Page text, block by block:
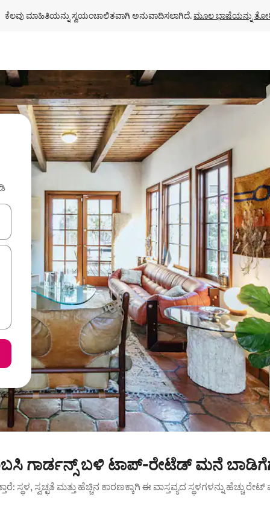
ಕೆಲವು ಮಾಹಿತಿಯನ್ನು ಸ್ವಯಂಚಾಲಿತವಾಗಿ ಅನುವಾದಿಸಲಾಗಿದೆ. ಮೂಲ ಭಾಷೆಯನ್ನು
ನ್ಯಾವಿಗೇಟ್ ಮಾಡಿ ಅಥವಾ ಸ್ಪರ್ಶ ಅಥವಾ ಸ್ವೈಪ್ ಗೆಸ್ಚರ್‌ಗಳ ಮೂಲಕ ಅನ್ವೇಷಿಸಿ.
ಗಾರ್ಡನ್ಸ್ ಬಳಿ ಟಾಪ್-ರೇಟೆಡ್ ಮನೆ
ಸ್ಥಳ, ಸ್ವಚ್ಛತೆ ಮತ್ತು ಹೆಚ್ಚಿನ ಕಾರಣಕ್ಕಾಗಿ ಈ ವಾಸ್ತವ್ಯದ ಸ್ಥಳಗಳನ್ನು ಹೆಚ್ಚು